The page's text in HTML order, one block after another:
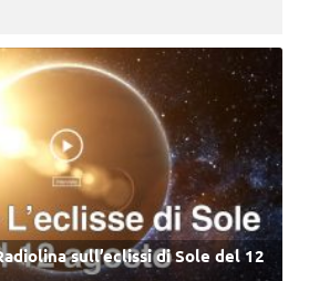
sull’eclissi di Sole del 12